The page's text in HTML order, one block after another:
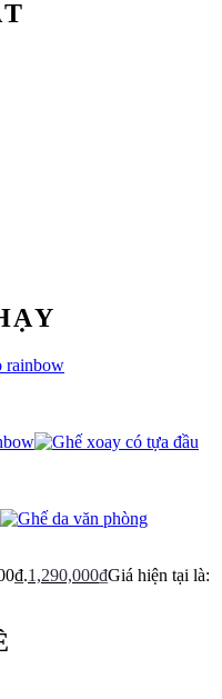
1,290,000₫Giá hiện tại là: